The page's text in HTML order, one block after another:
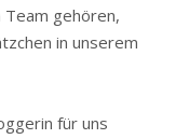
Team gehören,
in unserem
für uns